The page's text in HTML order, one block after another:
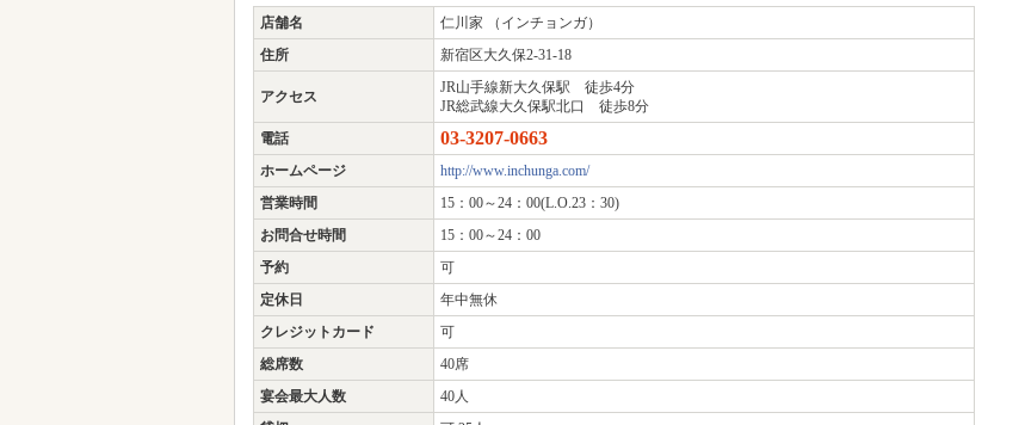
店舗名
仁川家 （インチョンガ）
住所
新宿区大久保2-31-18
アクセス
JR山手線新大久保駅 徒歩4分
JR総武線大久保駅北口 徒歩8分
電話
03-3207-0663
ホームページ
http://www.inchunga.com/
営業時間
15：00～24：00(L.O.23：30)
お問合せ時間
15：00～24：00
予約
可
定休日
年中無休
クレジットカード
可
総席数
40席
宴会最大人数
40人